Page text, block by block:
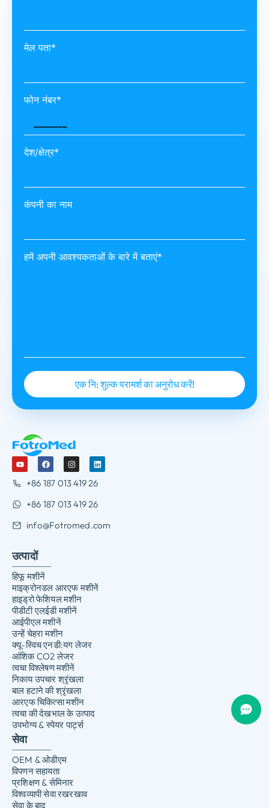
मेल पता*
फोन नंबर*
देश/क्षेत्र*
कंपनी का नाम
हमें अपनी आवश्यकताओं के बारे में बताएं*
+86 187 013 419 26
+86 187 013 419 26
info@Fotromed.com
उत्पादों
हिफू मशीनें
माइक्रोनडल आरएफ मशीनें
हाइड्रो फेशियल मशीन
पीडीटी एलईडी मशीनें
आईपीएल मशीनें
उन्हें चेहरा मशीन
क्यू-स्विच एनडी:यग लेजर
आंशिक CO2 लेजर
त्वचा विश्लेषण मशीनें
निकाय उपचार श्रृंखला
बाल हटाने की श्रृंखला
आरएफ चिकित्सा मशीन
त्वचा की देखभाल के उत्पाद
उपभोग्य & स्पेयर पार्ट्स
सेवा
OEM & ओडीएम
विपणन सहायता
प्रशिक्षण & सेमिनार
विश्वव्यापी सेवा रखरखाव
सेवा के बाद